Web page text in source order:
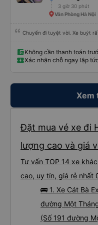
không ghi rõ, vì vậy hãy cực
hoàn toàn không phải lỗi của
đều hoàn hảo.
3 giờ 30 phút
Văn Phòng Hà Nội
Chuyến đi tuyệt vời. Xe buýt
Không cần thanh toán
Xác nhận chỗ ngay lập tức
Xem
Đặt mua vé xe đi
lượng cao và giá
Tư vấn TOP 14 xe
cao, uy tín, giá rẻ nhất
🚌 1. Xe Cát Bà
đường Một
(Số 191 đường